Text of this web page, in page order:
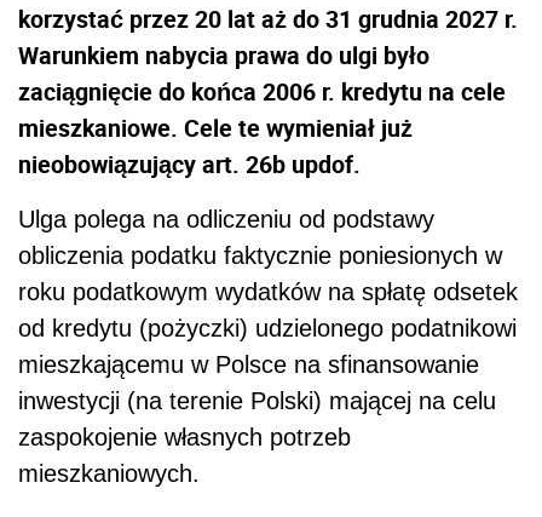
korzystać przez 20 lat aż do 31 grudnia 2027 r.
Warunkiem nabycia prawa do ulgi było
zaciągnięcie do końca 2006 r. kredytu na cele
mieszkaniowe. Cele te wymieniał już
nieobowiązujący art. 26b updof.
Ulga polega na odliczeniu od podstawy
obliczenia podatku faktycznie poniesionych w
roku podatkowym wydatków na spłatę odsetek
od kredytu (pożyczki) udzielonego podatnikowi
mieszkającemu w Polsce na sfinansowanie
inwestycji (na terenie Polski) mającej na celu
zaspokojenie własnych potrzeb
mieszkaniowych.